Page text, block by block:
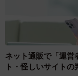
ネット通販で「運
ト・怪しいサイトの